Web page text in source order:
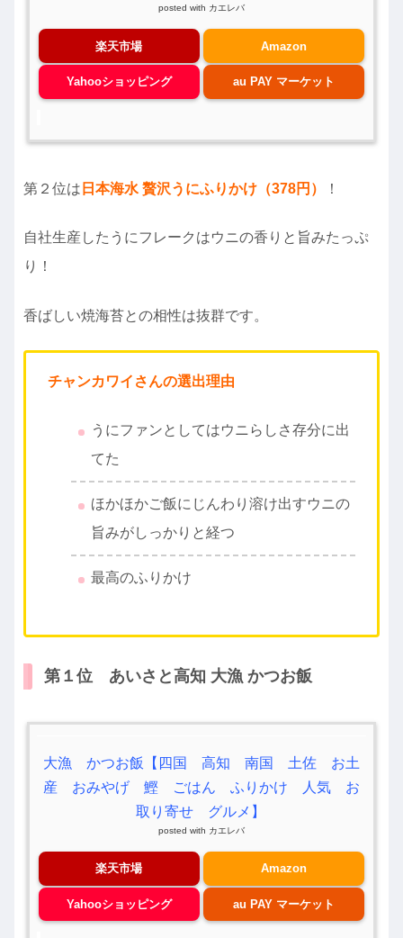
posted with カエレバ
楽天市場 Amazon
Yahooショッピング au PAY マーケット
第２位は 日本海水 贅沢うにふりかけ（378円） ！
自社生産したうにフレークはウニの香りと旨みたっぷ
り！
香ばしい焼海苔との相性は抜群です。
チャンカワイさんの選出理由
うにファンとしてはウニらしさ存分に出
てた
ほかほかご飯にじんわり溶け出すウニの
旨みがしっかりと経つ
最高のふりかけ
第１位 あいさと高知 大漁 かつお飯
大漁 かつお飯【四国 高知 南国 土佐 お土
産 おみやげ 鰹 ごはん ふりかけ 人気 お
取り寄せ グルメ】
posted with カエレバ
楽天市場 Amazon
Yahooショッピング au PAY マーケット